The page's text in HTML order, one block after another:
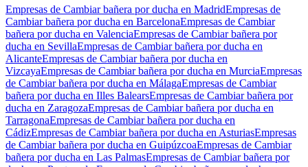
Empresas de Cambiar bañera por ducha en MadridEmpresas de
Cambiar bañera por ducha en BarcelonaEmpresas de Cambiar
bañera por ducha en ValenciaEmpresas de Cambiar bañera por
ducha en SevillaEmpresas de Cambiar bañera por ducha en
AlicanteEmpresas de Cambiar bañera por ducha en
VizcayaEmpresas de Cambiar bañera por ducha en MurciaEmpresas
de Cambiar bañera por ducha en MálagaEmpresas de Cambiar
bañera por ducha en Illes BalearsEmpresas de Cambiar bañera por
ducha en ZaragozaEmpresas de Cambiar bañera por ducha en
TarragonaEmpresas de Cambiar bañera por ducha en
CádizEmpresas de Cambiar bañera por ducha en AsturiasEmpresas
de Cambiar bañera por ducha en GuipúzcoaEmpresas de Cambiar
bañera por ducha en Las PalmasEmpresas de Cambiar bañera por